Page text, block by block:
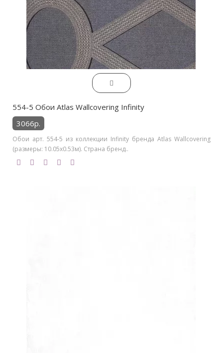
554-5 Обои Atlas Wallcovering Infinity
3066р.
Обои арт. 554-5 из коллекции Infinity бренда Atlas Wallcovering
(размеры: 10.05х0.53м). Страна бренд..